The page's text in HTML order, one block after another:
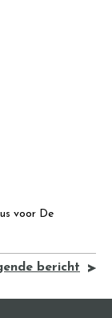
voor De
bericht